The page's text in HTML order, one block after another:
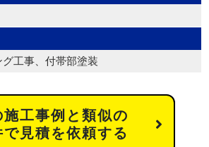
工事、付帯部塗装
施工事例と類似の
で見積を依頼する